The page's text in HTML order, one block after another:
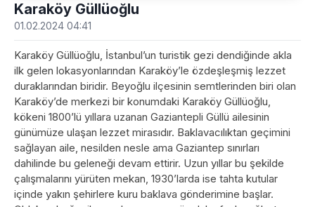
Karaköy Güllüoğlu
01.02.2024 04:41
Karaköy Güllüoğlu, İstanbul’un turistik gezi dendiğinde akla
ilk gelen lokasyonlarından Karaköy’le özdeşleşmiş lezzet
duraklarından biridir. Beyoğlu ilçesinin semtlerinden biri olan
Karaköy’de merkezi bir konumdaki Karaköy Güllüoğlu,
kökeni 1800’lü yıllara uzanan Gaziantepli Güllü ailesinin
günümüze ulaşan lezzet mirasıdır. Baklavacılıktan geçimini
sağlayan aile, nesilden nesle ama Gaziantep sınırları
dahilinde bu geleneği devam ettirir. Uzun yıllar bu şekilde
çalışmalarını yürüten mekan, 1930’larda ise tahta kutular
içinde yakın şehirlere kuru baklava gönderimine başlar.